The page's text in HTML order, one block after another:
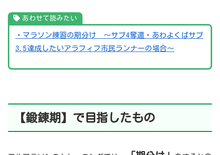
あわせて読みたい
・マラソン練習の期分け 〜サブ4奪還・あわよくばサブ
3.5達成したいアラフィフ市民ランナーの場合〜
【鍛錬期】で目指したもの